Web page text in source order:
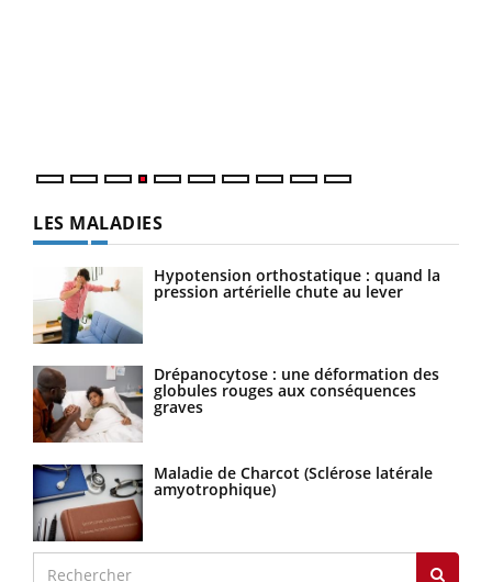
LES MALADIES
Hypotension orthostatique : quand la
pression artérielle chute au lever
Drépanocytose : une déformation des
globules rouges aux conséquences
graves
Maladie de Charcot (Sclérose latérale
amyotrophique)